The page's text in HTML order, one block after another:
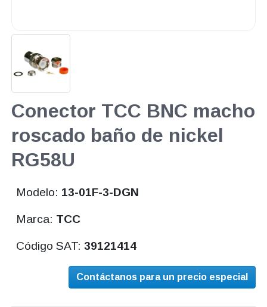
Conector TCC BNC macho
roscado baño de nickel
RG58U
Modelo: 13-01F-3-DGN
Marca: TCC
Código SAT:39121414
Contáctanos para un precio especial